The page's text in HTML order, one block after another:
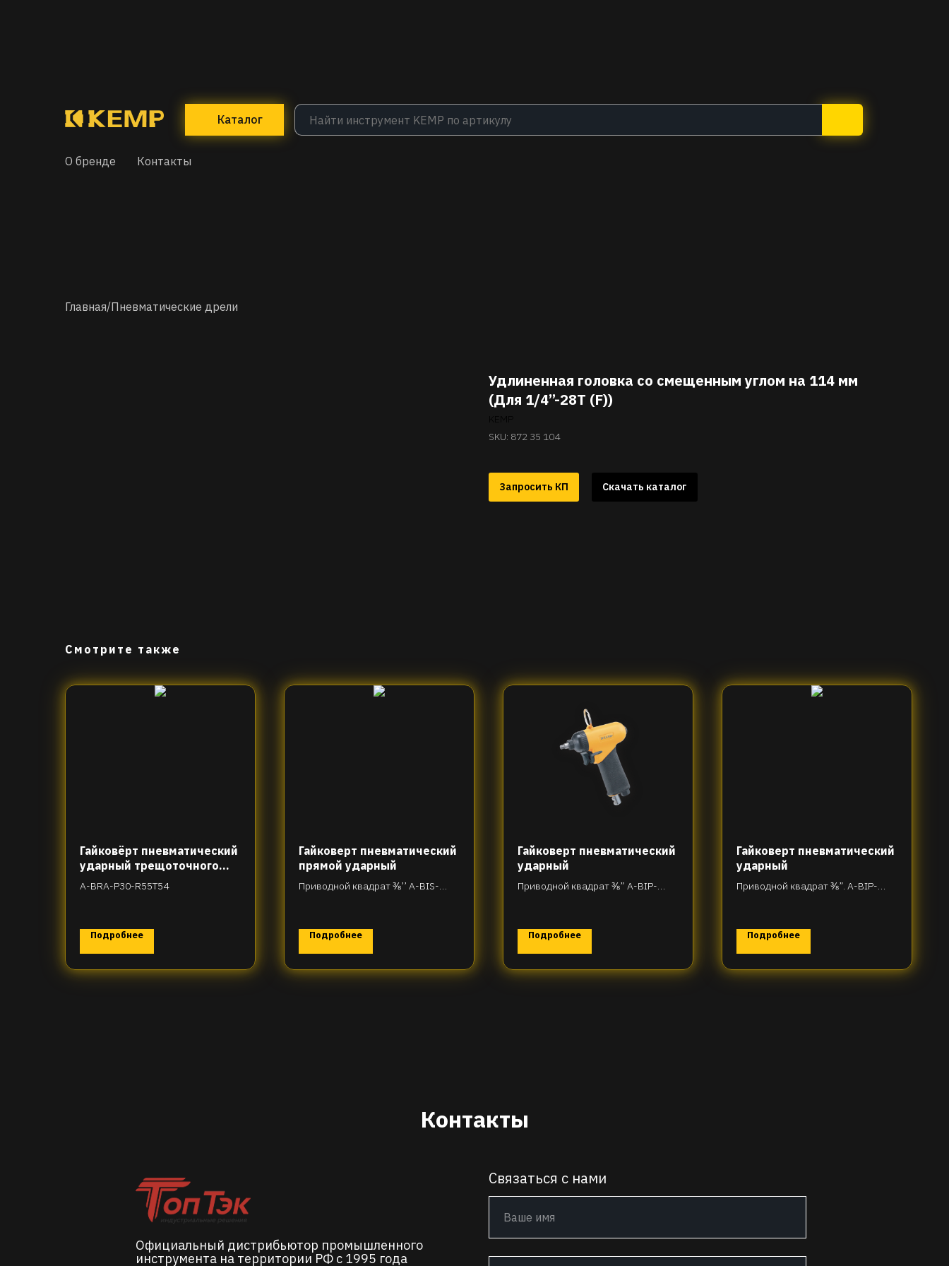
Каталог
О бренде Контакты
Главная/Пневматические дрели
Удлиненная головка со смещенным углом на 114 мм
(Для 1/4’’-28T (F))
SKU: 872 35 104
Запросить КП Скачать каталог
Смотрите также
Гайковёрт пневматический
ударный трещоточного
типа (10 мм)
A-BRA-P30-R55T54
Подробнее
Гайковерт пневматический
прямой ударный
Приводной квадрат ⅜’’ A-BIS-
Подробнее
Гайковерт пневматический
ударный
Приводной квадрат ⅜” A-BIP-
Подробнее
Гайковерт пневматический
ударный
Приводной квадрат ⅜”. A-BIP-
Подробнее
Контакты
Официальный дистрибьютор промышленного
инструмента на территории РФ с 1995 года
Связаться с нами